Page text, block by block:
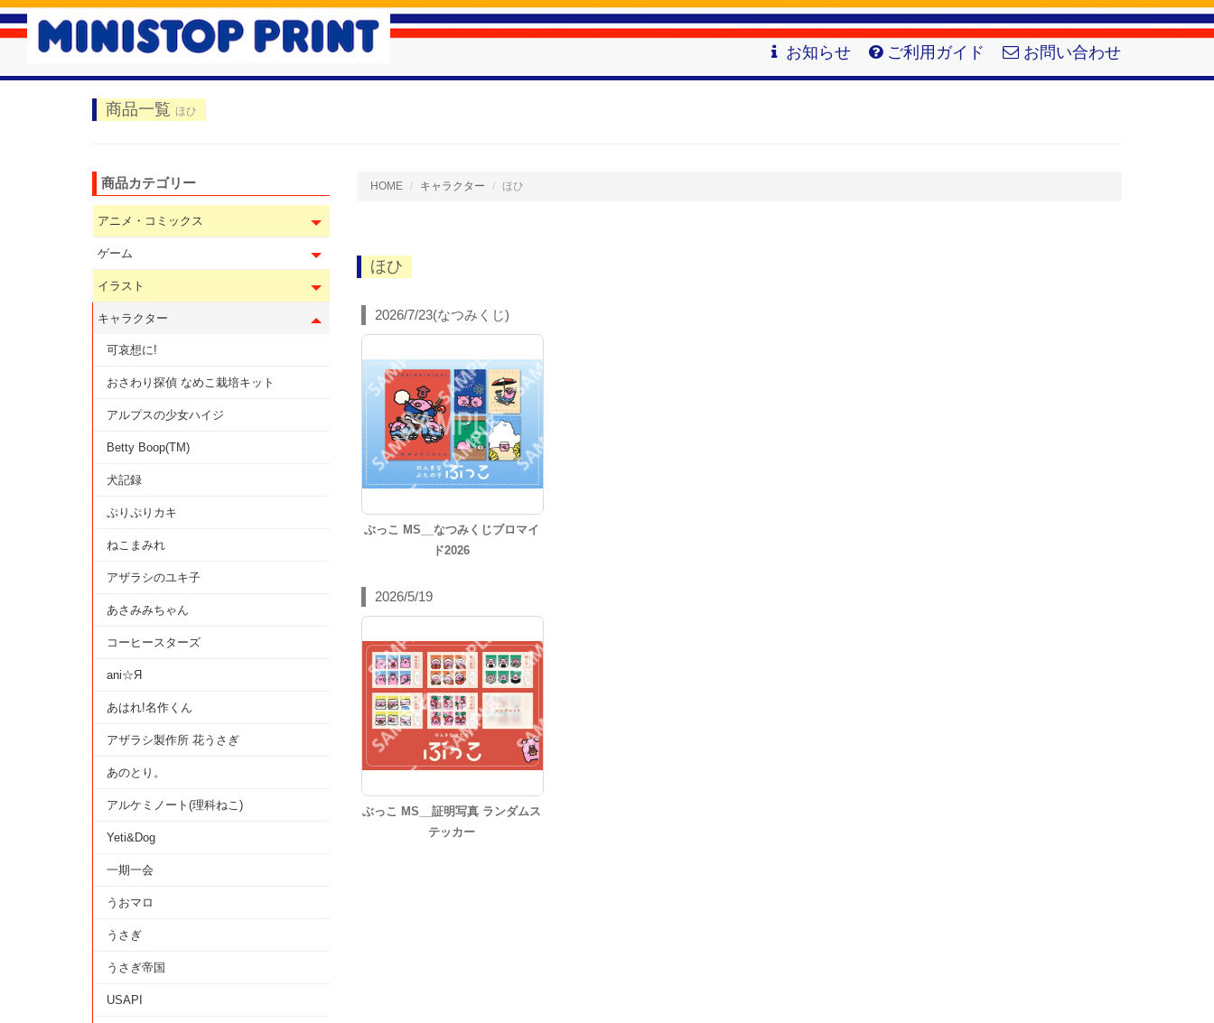
お知らせ ご利用ガイド お問い合わせ
商品一覧 ほひ
HOME キャラクター ほひ
ほひ
2026/7/23(なつみくじ)
ぶっこ MS__なつみくじブロマイ
ド2026
2026/5/19
ぶっこ MS__証明写真 ランダムス
テッカー
商品カテゴリー
アニメ・コミックス
ゲーム
イラスト
キャラクター
可哀想に!
おさわり探偵 なめこ栽培キット
アルプスの少女ハイジ
Betty Boop(TM)
犬記録
ぷりぷりカキ
ねこまみれ
アザラシのユキ子
あさみみちゃん
コーヒースターズ
ani☆Я
あはれ!名作くん
アザラシ製作所 花うさぎ
あのとり。
アルケミノート(理科ねこ)
Yeti&Dog
一期一会
うおマロ
うさぎ
うさぎ帝国
USAPI